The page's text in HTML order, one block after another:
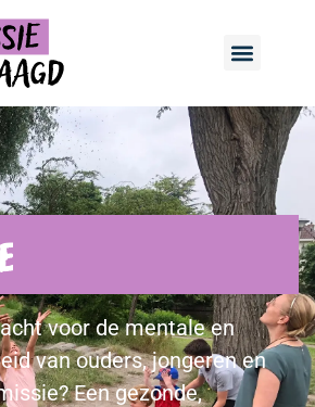
voor de mentale en
van ouders, jongeren en
Een gezonde,